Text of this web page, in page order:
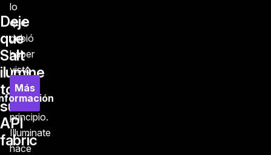
Deje
que
Salt
ilumine
todo
su
API
fabric
lo
que
debió
haber
visto
desde
el
principio.
Illuminate
hace
Más